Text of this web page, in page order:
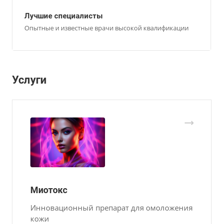
Лучшие специалисты
Опытные и известные врачи высокой квалификации
Услуги
Миотокс
Инновационный препарат для омоложения
кожи